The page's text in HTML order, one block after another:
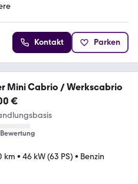
Kontakt Parken
Mini Cabrio / Werkscabrio
€
km • 46 kW (63 PS) • Benzin